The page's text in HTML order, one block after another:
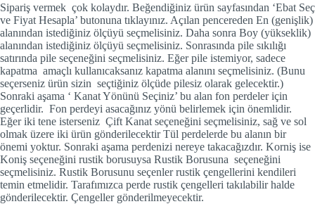
Sipariş vermek çok kolaydır. Beğendiğiniz ürün sayfasından ‘Ebat Seç
ve Fiyat Hesapla’ butonuna tıklayınız. Açılan pencereden En (genişlik)
alanından istediğiniz ölçüyü seçmelisiniz. Daha sonra Boy (yükseklik)
alanından istediğiniz ölçüyü seçmelisiniz. Sonrasında pile sıkılığı
satırında pile seçeneğini seçmelisiniz. Eğer pile istemiyor, sadece
kapatma amaçlı kullanıcaksanız kapatma alanını seçmelisiniz. (Bunu
seçerseniz ürün sizin seçtiğiniz ölçüde pilesiz olarak gelecektir.)
Sonraki aşama ‘ Kanat Yönünü Seçiniz’ bu alan fon perdeler için
geçerlidir. Fon perdeyi asacağınız yönü belirlemek için önemlidir.
Eğer iki tene isterseniz Çift Kanat seçeneğini seçmelisiniz, sağ ve sol
olmak üzere iki ürün gönderilecektir Tül perdelerde bu alanın bir
önemi yoktur. Sonraki aşama perdenizi nereye takacağızdır. Korniş ise
Koniş seçeneğini rustik borusuysa Rustik Borusuna seçeneğini
seçmelisiniz. Rustik Borusunu seçenler rustik çengellerini kendileri
temin etmelidir. Tarafımızca perde rustik çengelleri takılabilir halde
gönderilecektir. Çengeller gönderilmeyecektir.